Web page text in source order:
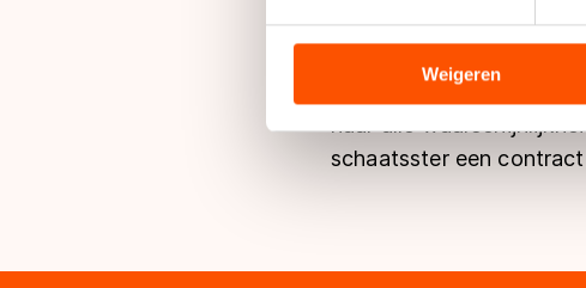
analyseren. We delen informatie
analyse. Zij kunnen deze
hun services. Sommige partners
adequaat beschermingsniveau
Meer informatie vindt u in ons
Weigeren
gehad'', zegt ze. ,,We
Marrit Leenstra, die tot
naar alle
schaatsster een